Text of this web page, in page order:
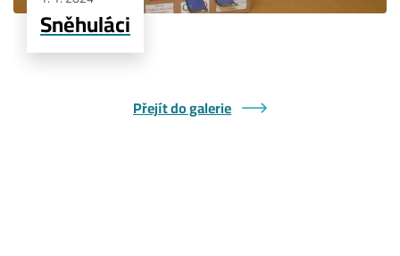
Sněhuláci
Přejít do galerie